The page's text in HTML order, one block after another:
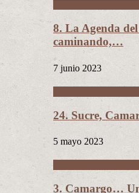
8. La Agenda
caminando,…
7 junio 2023
24. Sucre,
5 mayo 2023
3. Camargo…